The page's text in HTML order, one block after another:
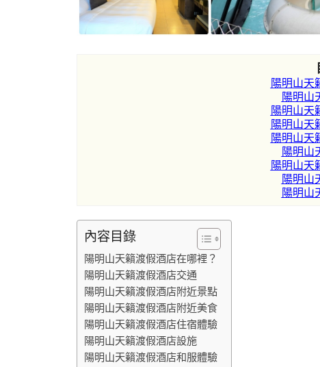
陽明山天
陽明山
陽明山天
陽明山天
陽明山天
陽明山
陽明山天
陽明山
陽明山
內容目錄
陽明山天籟渡假酒店在哪裡？
陽明山天籟渡假酒店交通
陽明山天籟渡假酒店附近景點
陽明山天籟渡假酒店附近美食
陽明山天籟渡假酒店住宿體驗
陽明山天籟渡假酒店設施
陽明山天籟渡假酒店和服體驗